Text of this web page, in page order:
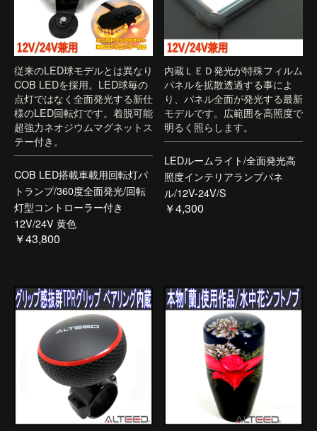
従来のLED球モデルとは異なり
COB LEDを採用。LED球毎の
点灯ではなく全面発光する新仕
様のLED回転灯です。着脱可能
超強力ネオジウムマグネットス
テー付き。
COB LED搭載車載用回転灯パ
トランプ/360度全面発光/回転
灯型コントローラー付き
12V/24V 黄色
￥43,800
内蔵ＬＥＤ発光が特殊フィルム
パネルを拡散透過する事によ
り、パネル全面が発光する最新
モデルです。広範囲を高照度で
明るく照らします。
LEDルームライト/全面発光高
照度インテリアランプパネ
ル/12V-24V/S
￥4,300